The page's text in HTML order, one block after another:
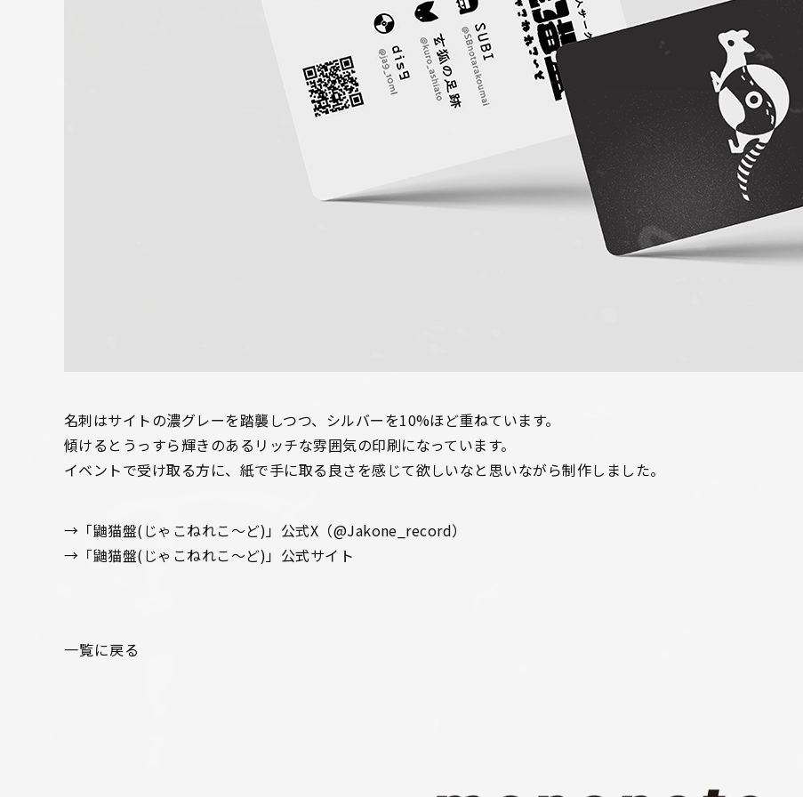
名刺はサイトの濃グレーを踏襲しつつ、シルバーを10%ほど重ねています。
傾けるとうっすら輝きのあるリッチな雰囲気の印刷になっています。
イベントで受け取る方に、紙で手に取る良さを感じて欲しいなと思いながら制作しました。
→「鼬猫盤(じゃこねれこ～ど)」公式X（@Jakone_record）
→ 「鼬猫盤(じゃこねれこ～ど)」公式サイト
一覧に戻る